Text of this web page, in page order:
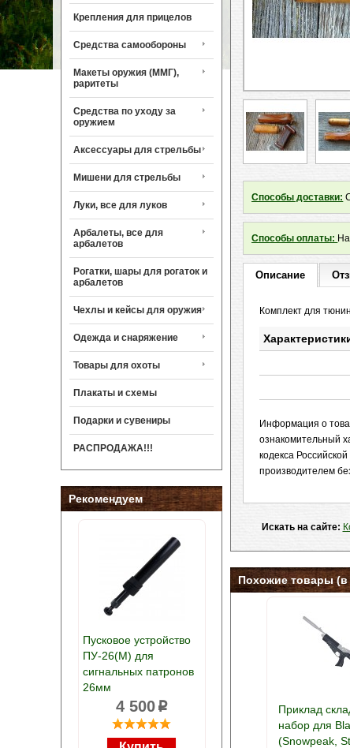
Крепления для прицелов
Средства самообороны
Макеты оружия (ММГ),
раритеты
Средства по уходу за
оружием
Аксессуары для стрельбы
Мишени для стрельбы
Луки, все для луков
Арбалеты, все для
арбалетов
Рогатки, шары для рогаток и
арбалетов
Чехлы и кейсы для оружия
Одежда и снаряжение
Товары для охоты
Плакаты и схемы
Подарки и сувениры
РАСПРОДАЖА!!!
Рекомендуем
Пусковое устройство
ПУ-26(М) для
сигнальных патронов
26мм
4 500p
Способы доставки:
Способы оплаты:
Описание
Комплект для
Информация о
ознакомительный
кодекса
производителем
Искать на сайте:
Похожие товары (в
Приклад
набор для
(Snowpeak,